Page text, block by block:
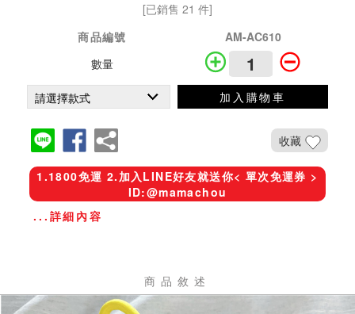
[已銷售 21 件]
商品編號
AM-AC610
數量
加入購物車
收藏
1.1800免運 2.加入LINE好友就送你< 單次免運券 >
ID:@mamachou
...詳細內容
商品敘述